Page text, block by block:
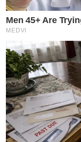
Men 45+ Are
MEDVI